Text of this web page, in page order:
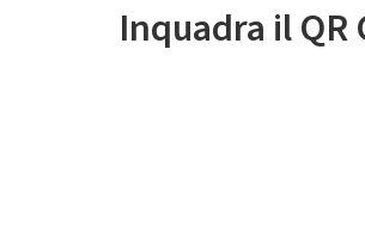
Inquadra il